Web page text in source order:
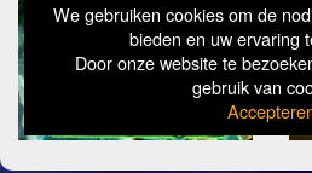
We gebruiken cookies om de
bieden en uw ervaring
Door onze website te
gebruik van